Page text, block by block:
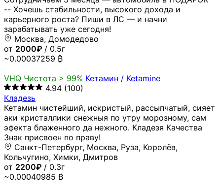
-- Хочешь стабильности, высокого дохода и
карьерного роста? Пиши в ЛС — и начни
зарабатывать уже сегодня!
Москва, Домодедово
от 2000₽ / 0.5г
~0.00037259 ₿
VHQ Чистота > 99% Кетамин / Ketamine
4.94 (100)
Кладезь
Кетамин чистейший, искристый, рассыпчатый, сияет
аки кристаллики снежныя по утру морозному, сам
эфекта блаженного да нежного. Кладезя Качества
Знак присвоен по праву!
Санкт-Петербург, Москва, Руза, Королёв,
Кольчугино, Химки, Дмитров
от 2200₽ / 0.3г
~0.00040985 ₿